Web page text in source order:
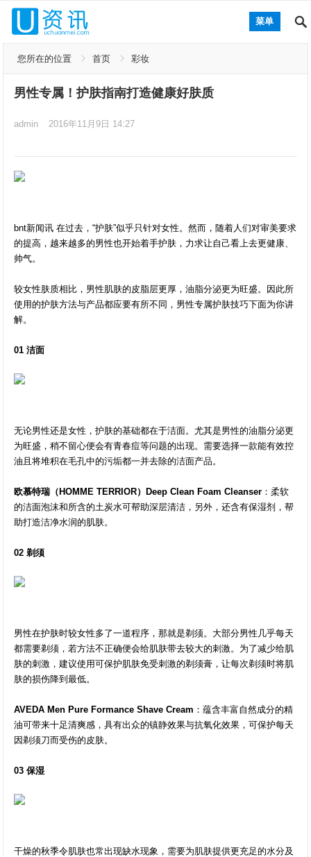
菜单
您所在的位置 首页 彩妆
男性专属！护肤指南打造健康好肤质
admin 2016年11月9日 14:27
bnt新闻讯 在过去，“护肤”似乎只针对女性。然而，随着人们对审美要求
的提高，越来越多的男性也开始着手护肤，力求让自己看上去更健康、
帅气。
较女性肤质相比，男性肌肤的皮脂层更厚，油脂分泌更为旺盛。因此所
使用的护肤方法与产品都应要有所不同，男性专属护肤技巧下面为你讲
解。
01 洁面
无论男性还是女性，护肤的基础都在于洁面。尤其是男性的油脂分泌更
为旺盛，稍不留心便会有青春痘等问题的出现。需要选择一款能有效控
油且将堆积在毛孔中的污垢都一并去除的洁面产品。
欧慕特瑞（HOMME TERRIOR）Deep Clean Foam Cleanser ：柔软
的洁面泡沫和所含的土炭水可帮助深层清洁，另外，还含有保湿剂，帮
助打造洁净水润的肌肤。
02 剃须
男性在护肤时较女性多了一道程序，那就是剃须。大部分男性几乎每天
都需要剃须，若方法不正确便会给肌肤带去较大的刺激。为了减少给肌
肤的刺激，建议使用可保护肌肤免受刺激的剃须膏，让每次剃须时将肌
肤的损伤降到最低。
AVEDA Men Pure Formance Shave Cream ：蕴含丰富自然成分的精
油可带来十足清爽感，具有出众的镇静效果与抗氧化效果，可保护每天
因剃须刀而受伤的皮肤。
03 保湿
干燥的秋季令肌肤也常出现缺水现象，需要为肌肤提供更充足的水分及